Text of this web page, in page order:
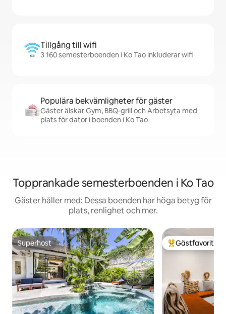
Tillgång till wifi
3 160 semesterboenden i Ko Tao inkluderar wifi
Populära bekvämligheter för gäster
Gäster älskar Gym, BBQ-grill och Arbetsyta med
plats för dator i boenden i Ko Tao
Topprankade semesterboenden i Ko Tao
Gäster håller med: Dessa boenden har höga betyg för
plats, renlighet och mer.
Superhost
Superhost Populär
Gästfavorit